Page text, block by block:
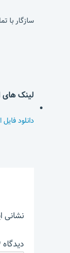
سازگار با
لینک های
دانلود
نشانی
دیدگاه